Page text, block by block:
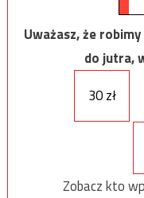
Uważasz, że
do jutra,
30 zł
Zobacz kto